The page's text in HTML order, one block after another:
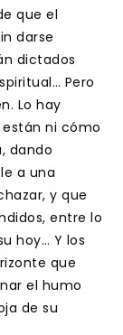
que el
darse
dictados
Pero
Lo hay
ni cómo
dando
a una
y que
entre lo
hoy… Y los
que
el humo
de su